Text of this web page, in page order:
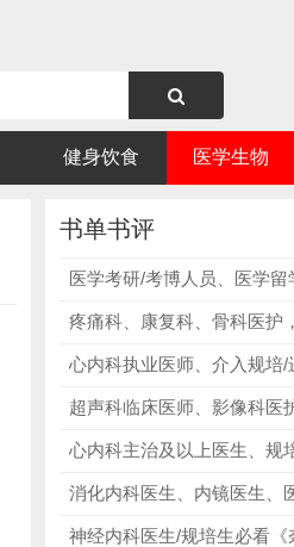
健身饮食 医学生物
书单书评